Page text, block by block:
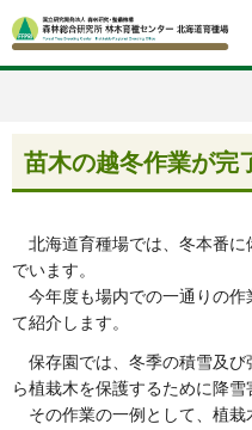
苗木の越冬作業が完
北海道育種場では、冬本番に
でいます。
今年度も場内での一通りの作
て紹介します。
保存園では、冬季の積雪及び
ら植栽木を保護するために降雪
その作業の一例として、植栽